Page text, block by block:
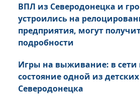
ВПЛ из Северодонецка и
устроились на
предприятия, могут
подробности
Игры на выживание: в сети
состояние одной из
Северодонецка